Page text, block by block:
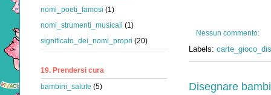
Nessun commento:
Labels:
Disegnare
nomi_poeti_famosi (1)
nomi_strumenti_musicali (1)
significato_dei_nomi_propri (20)
19. Prendersi cura
bambini_salute (5)